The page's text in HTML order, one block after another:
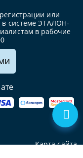
или
в системе ЭТАЛОН-
в рабочие
Карта сайта